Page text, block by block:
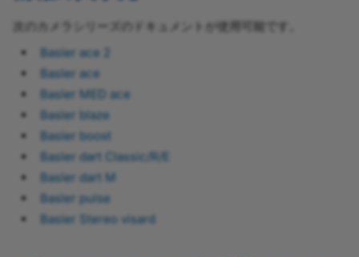
次のカメラシリーズのドキュメントが使用可能です。
Basler ace 2
Basler ace
Basler MED ace
Basler blaze
Basler boost
Basler dart Classic/R/E
Basler dart M
Basler pulse
Basler Stereo visard